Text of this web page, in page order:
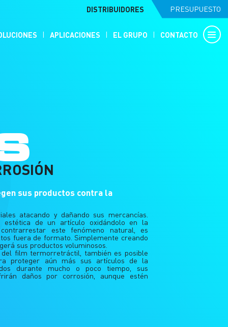
DISTRIBUIDORES PRESUPUESTO
APLICACIONES EL GRUPO CONTACTO
sus productos contra la
atacando y dañando sus mercancías.
estética de un artículo oxidándolo en la
este fenómeno natural, es
fuera de formato. Simplemente creando
sus productos voluminosos.
film termorretráctil, también es posible
proteger aún más sus artículos de la
durante mucho o poco tiempo, sus
daños por corrosión, aunque estén